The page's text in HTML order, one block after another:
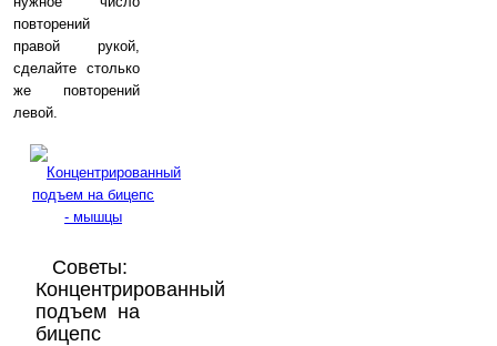
повторений
правой рукой,
сделайте столько
же повторений
левой.
Советы:
Концентрированный
подъем на
бицепс